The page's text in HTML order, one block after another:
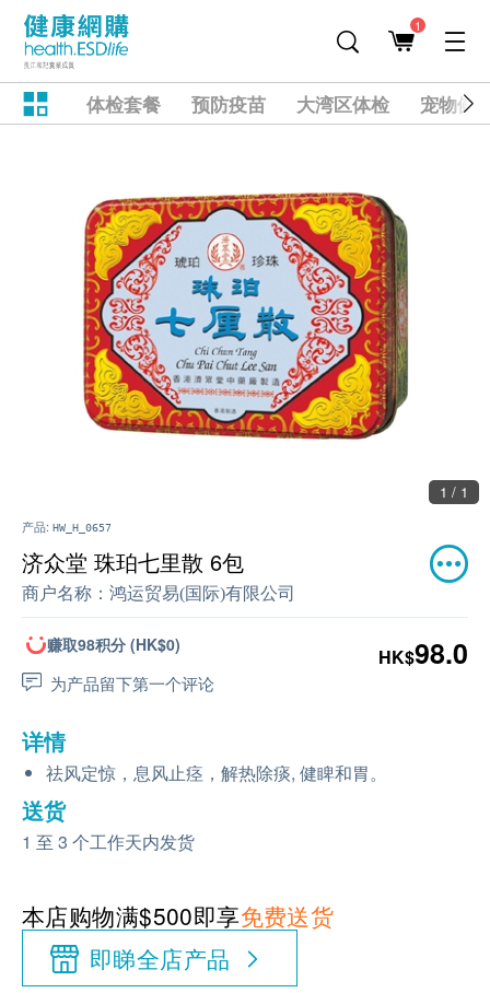
1
体检套餐 预防疫苗 大湾区体检 宠物健
1 / 1
产品: HW_H_0657
济众堂 珠珀七里散 6包
商户名称： 鸿运贸易(国际)有限公司
赚取98积分 (HK$0)
为产品留下第一个评论
HK$98.0
详情
祛风定惊，息风止痉，解热除痰, 健睥和胃。
送货
1 至 3 个工作天内发货
本店购物满$500即享免费送货
即睇全店产品